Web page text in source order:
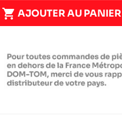
 AJOUTER AU PANIER